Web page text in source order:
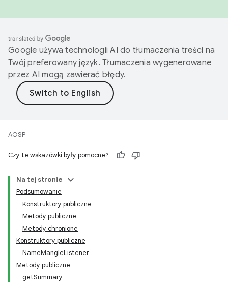
Google używa technologii AI do tłumaczenia treści na
Twój preferowany język. Tłumaczenia wygenerowane
przez AI mogą zawierać błędy.
AOSP
Czy te wskazówki były pomocne?
Na tej stronie
Podsumowanie
Konstruktory publiczne
Metody publiczne
Metody chronione
Konstruktory publiczne
NameMangleListener
Metody publiczne
getSummary